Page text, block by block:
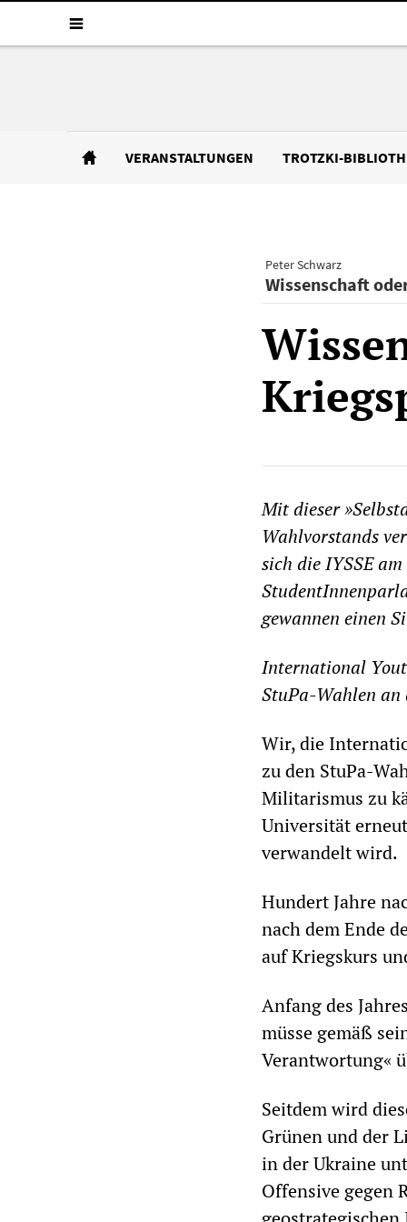
VERANSTALTUNGEN TROTZKI-
Peter Schwarz
Wissenschaft
Mit dieser
Wahlvorstands
sich die IYSSE
gewannen einen
International
StuPa-Wahlen
Wir, die
zu den StuPa-
Militarismus zu
Universität
verwandelt wird.
Hundert Jahre
nach dem Ende
auf Kriegskurs
Anfang des
müsse gemäß
Verantwortung«
Seitdem wird
Grünen und der
in der Ukraine
Offensive gegen